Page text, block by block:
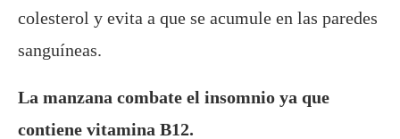
colesterol y evita a que se acumule en las paredes
sanguíneas.
La manzana combate el insomnio ya que
contiene vitamina B12.